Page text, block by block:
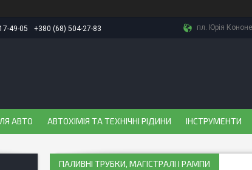
49-05 +380 (68) 504-27-83 пл. Юрія
АВТО АВТОХІМІЯ ТА ТЕХНІЧНІ РІДИНИ ІНСТРУМЕНТИ
ПАЛИВНІ ТРУБКИ, МАГІСТРАЛІ І РАМПИ